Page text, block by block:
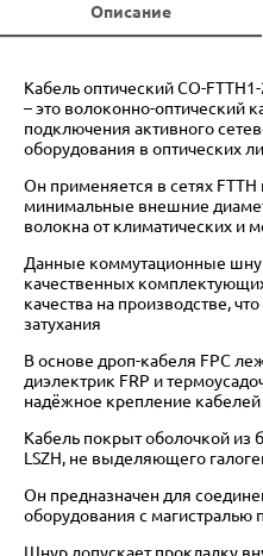
Описание
Кабель оптический CO-
– это волоконно-оптический
подключения активного
оборудования в оптических
Он применяется в сетях FTTH
минимальные внешние
волокна от климатических и
Данные коммутационные
качественных
качества на производстве,
затухания
В основе дроп-кабеля FPC
диэлектрик FRP и
надёжное крепление кабелей
Кабель покрыт оболочкой из
LSZH, не выделяющего
Он предназначен для
оборудования с магистралью
Шнур допускает прокладку